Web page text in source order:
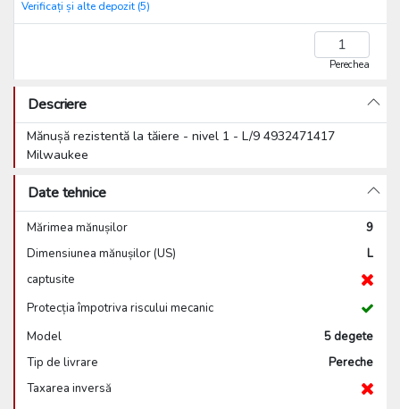
Verificați și alte depozit (5)
Perechea
Descriere
Mănușă rezistentă la tăiere - nivel 1 - L/9 4932471417
Milwaukee
Date tehnice
Mărimea mănușilor
9
Dimensiunea mănușilor (US)
L
captusite
Protecția împotriva riscului mecanic
Model
5 degete
Tip de livrare
Pereche
Taxarea inversă